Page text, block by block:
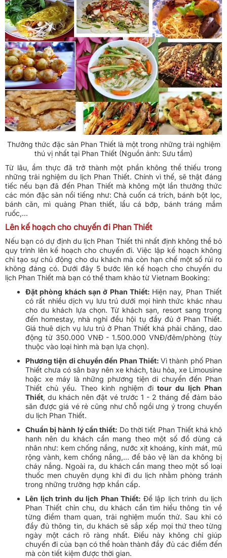
Thưởng thức đặc sản Phan Thiết là một trong những trải nghiệm
thú vị nhất tại Phan Thiết (Nguồn ảnh: Sưu tầm)
Từ lâu, ẩm thực đã trở thành một phần không thể thiếu trong
những trải nghiệm du lịch Phan Thiết. Chính vì thế, sẽ thật đáng
tiếc nếu bạn đã đến Phan Thiết mà không một lần thưởng thức
các món đặc sản nổi tiếng như: Chả cuốn cá trích, bánh bột lọc,
bánh căn, mì quảng Phan thiết, lẩu cá bớp, bánh tráng mắm
ruốc,...
Lên kế hoạch cho chuyến đi Phan Thiết
Nếu bạn có dự định du lịch Phan Thiết thì nhất định không thể bỏ
quy trình lên kế hoạch cho chuyến đi. Việc lập kế hoạch không
chỉ tạo sự chủ động cho du khách mà còn hạn chế một số rủi ro
không đáng có. Dưới đây 5 bước lên kế hoạch cho chuyến du
lịch Phan Thiết mà bạn có thể tham khảo từ Vietnam Booking:
Đặt phòng khách sạn ở Phan Thiết: Hiện nay, Phan Thiết
có rất nhiều dịch vụ lưu trú dưới mọi hình thức khác nhau
cho du khách lựa chọn. Từ khách sạn, resort sang trọng
đến homestay, nhà nghỉ đều hội tụ đầy đủ ở Phan Thiết.
Giá thuê dịch vụ lưu trú ở Phan Thiết khá phải chăng, dao
động từ 350.000 VNĐ - 1.500.000 VNĐ/đêm/phòng (tùy
thuộc vào loại hình mà bạn lựa chọn).
Phương tiện di chuyển đến Phan Thiết:Vì thành phố Phan
Thiết chưa có sân bay nên xe khách, tàu hỏa, xe Limousine
hoặc xe máy là những phương tiện di chuyển đến Phan
Thiết chủ yếu. Theo kinh nghiệm đi tour du lịch Phan
Thiết, du khách nên đặt vé trước 1 - 2 tháng để đảm bảo
săn được giá vé rẻ cũng như chỗ ngồi ưng ý trong chuyến
du lịch Phan Thiết.
Chuẩn bị hành lý cần thiết: Do thời tiết Phan Thiết khá khô
hanh nên du khách cần mang theo một số đồ dùng cá
nhân như: kem chống nắng, nước xịt khoáng, kính mát, mũ
rộng vành, kem chống nắng,... để bảo vệ làn da không bị
cháy nắng. Ngoài ra, du khách cần mang theo một số loại
thuốc men chuyên dụng khi đi du lịch nhằm phòng tránh
trong những trường hợp khẩn cấp.
Lên lịch trình du lịch Phan Thiết: Để lập lịch trình du lịch
Phan Thiết chỉn chu, du khách cần tìm hiểu thông tin về
từng điểm tham quan, trải nghiệm muốn thử. Sau khi có
đầy đủ thông tin, du khách sẽ sắp xếp mọi thứ theo từng
ngày một cách rõ ràng nhất. Điều này không chỉ giúp
chuyến đi của bạn có thể hoàn thành đầy đủ các điểm đến
mà còn tiết kiệm được thời gian.